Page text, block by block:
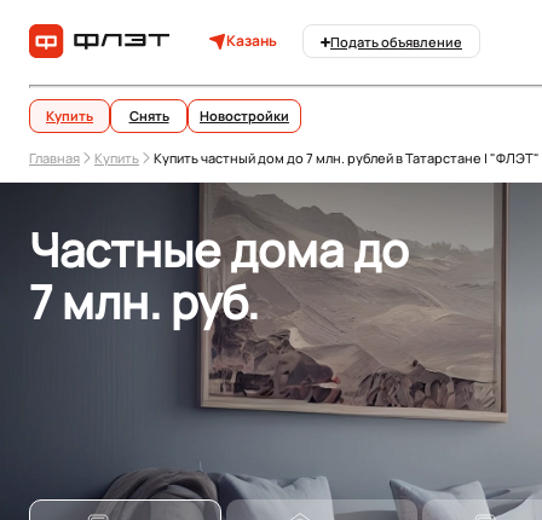
Казань Подать объявление
Купить Снять Новостройки
Главная Купить Купить частный дом до 7 млн. рублей в Татарстане | "ФЛЭТ"
Частные дома до
7 млн. руб.